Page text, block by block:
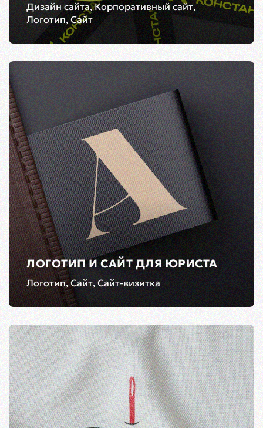
Дизайн сайта, Корпоративный сайт,
Логотип, Сайт
ЛОГОТИП И САЙТ ДЛЯ ЮРИСТА
Логотип, Сайт, Сайт-визитка